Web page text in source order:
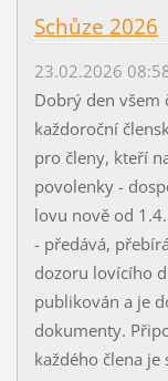
Schůze 2026
23.02.2026
Dobrý den všem
každoroční
pro členy, kteří
povolenky -
lovu nově od
- předává,
dozoru lovícího
publikován a je
dokumenty.
každého člena